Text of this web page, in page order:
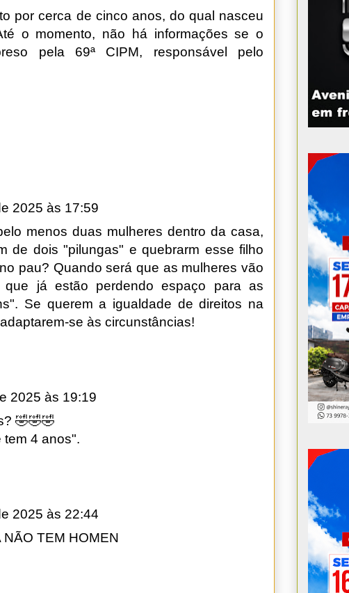
por cerca de cinco anos, do qual nasceu
o momento, não há informações se o
pela 69ª CIPM, responsável pelo
2025 às 17:59
menos duas mulheres dentro da casa,
de dois "pilungas" e quebrarm esse filho
pau? Quando será que as mulheres vão
já estão perdendo espaço para as
Se querem a igualdade de direitos na
se às circunstâncias!
2025 às 19:19
🤣🤣🤣
tem 4 anos".
2025 às 22:44
TEM HOMEN